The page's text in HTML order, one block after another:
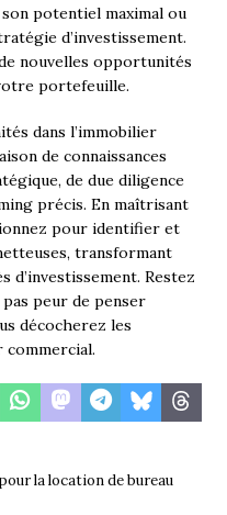
potentiel maximal ou
d’investissement.
nouvelles opportunités
portefeuille.
dans l’immobilier
de connaissances
de due diligence
précis. En maîtrisant
pour identifier et
transformant
d’investissement. Restez
peur de penser
décocherez les
commercial.
la location de bureau